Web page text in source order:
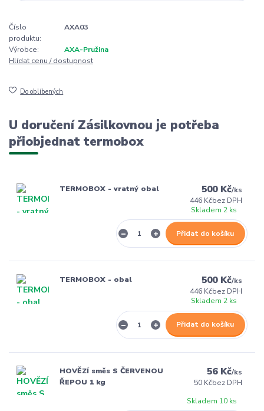
Číslo
produktu:
AXA03
Výrobce:
AXA-Pružina
Hlídat cenu / dostupnost
Do oblíbených
U doručení Zásilkovnou je potřeba
přiobjednat termobox
TERMOBOX - vratný obal 500 Kč/ks
446 Kčbez DPH
Skladem 2 ks
Přidat do košíku
TERMOBOX - obal 500 Kč/ks
446 Kčbez DPH
Skladem 2 ks
Přidat do košíku
HOVĚZÍ směs S ČERVENOU
ŘEPOU 1 kg
56 Kč/ks
50 Kčbez DPH
Skladem 10 ks